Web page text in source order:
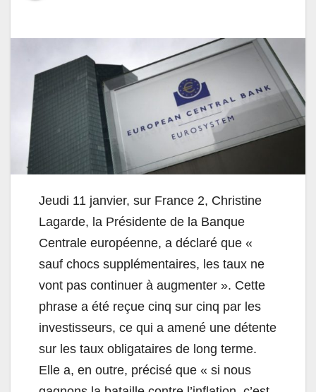
Jeudi 11 janvier, sur France 2, Christine
Lagarde, la Présidente de la Banque
Centrale européenne, a déclaré que «
sauf chocs supplémentaires, les taux ne
vont pas continuer à augmenter ». Cette
phrase a été reçue cinq sur cinq par les
investisseurs, ce qui a amené une détente
sur les taux obligataires de long terme.
Elle a, en outre, précisé que « si nous